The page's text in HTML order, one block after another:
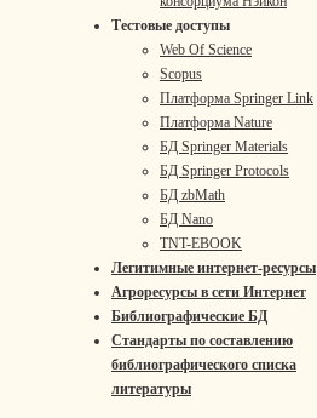
Тестовые доступы
Web Of Science
Scopus
Платформа Springer Link
Платформа Nature
БД Springer Materials
БД Springer Protocols
БД zbMath
БД Nano
TNT-EBOOK
Легитимные интернет-ресурсы
Агроресурсы в сети Интернет
Библиографические БД
Стандарты по составлению
библиографического списка
литературы